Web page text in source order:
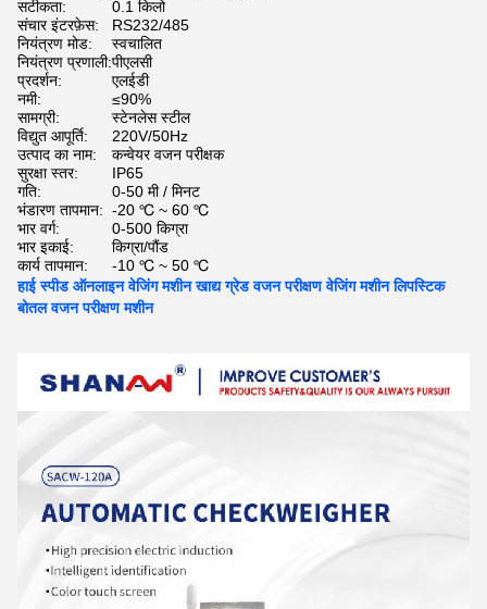
सटीकता:
0.1 किलो
संचार इंटरफ़ेस:
RS232/485
नियंत्रण मोड:
स्वचालित
नियंत्रण प्रणाली:पीएलसी
प्रदर्शन:
एलईडी
नमी:
≤90%
सामग्री:
स्टेनलेस स्टील
विद्युत आपूर्ति:
220V/50Hz
उत्पाद का नाम:
कन्वेयर वजन परीक्षक
सुरक्षा स्तर:
IP65
गति:
0-50 मी / मिनट
भंडारण तापमान: -20 ℃ ~ 60 ℃
भार वर्ग:
0-500 किग्रा
भार इकाई:
किग्रा/पौंड
कार्य तापमान:
-10 ℃ ~ 50 ℃
हाई स्पीड ऑनलाइन वेजिंग मशीन खाद्य ग्रेड वजन परीक्षण वेजिंग मशीन लिपस्टिक
बोतल वजन परीक्षण मशीन